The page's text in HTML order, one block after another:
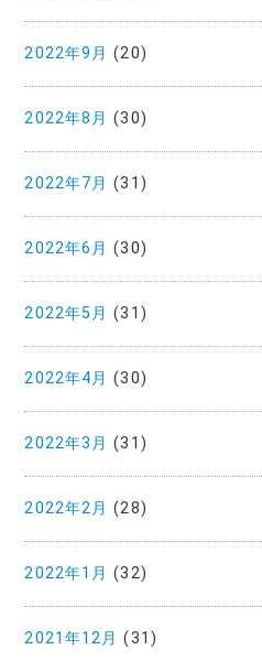
2022年9月 (20)
2022年8月 (30)
2022年7月 (31)
2022年6月 (30)
2022年5月 (31)
2022年4月 (30)
2022年3月 (31)
2022年2月 (28)
2022年1月 (32)
2021年12月 (31)